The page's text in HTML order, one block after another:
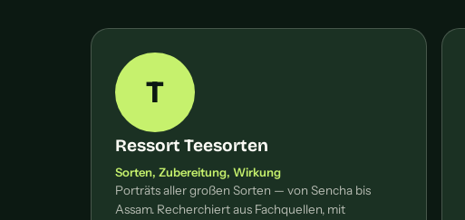
T
Ressort Teesorten
Sorten, Zubereitung, Wirkung
Porträts aller großen Sorten — von Sencha bis
Assam. Recherchiert aus Fachquellen, mit